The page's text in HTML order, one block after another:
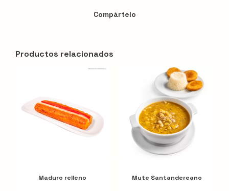
Compártelo
Productos relacionados
Maduro relleno Mute Santandereano